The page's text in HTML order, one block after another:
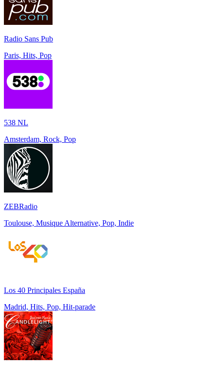
Radio Sans Pub
Paris, Hits, Pop
538 NL
Amsterdam, Rock, Pop
ZEBRadio
Toulouse, Musique Alternative, Pop, Indie
Los 40 Principales España
Madrid, Hits, Pop, Hit-parade